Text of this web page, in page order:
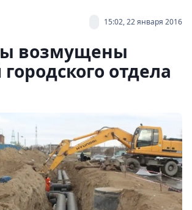
15:02, 22 января 2016
возмущены
отдела